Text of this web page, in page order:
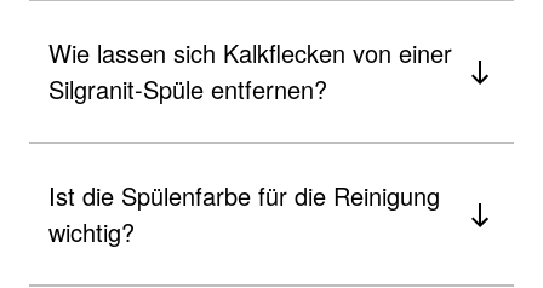
Wie lassen sich Kalkflecken von einer
Silgranit-Spüle entfernen?
Ist die Spülenfarbe für die Reinigung
wichtig?